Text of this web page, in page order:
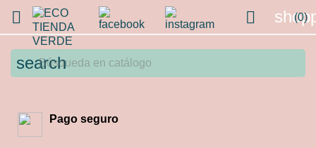
 (0)

search
Pago seguro